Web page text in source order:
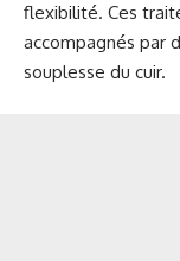
flexibilité. Ces
accompagnés par
souplesse du cuir.